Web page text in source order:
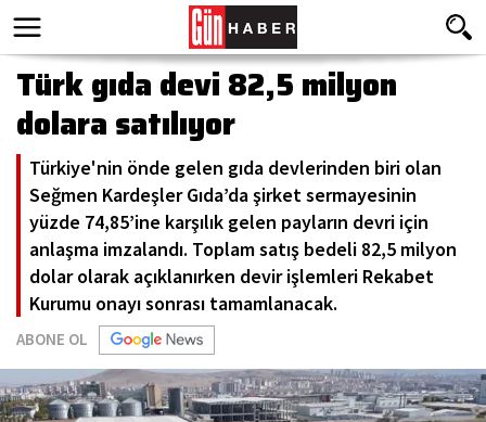
Türk gıda devi 82,5 milyon
dolara satılıyor
Türkiye'nin önde gelen gıda devlerinden biri olan
Seğmen Kardeşler Gıda’da şirket sermayesinin
yüzde 74,85’ine karşılık gelen payların devri için
anlaşma imzalandı. Toplam satış bedeli 82,5 milyon
dolar olarak açıklanırken devir işlemleri Rekabet
Kurumu onayı sonrası tamamlanacak.
ABONE OL